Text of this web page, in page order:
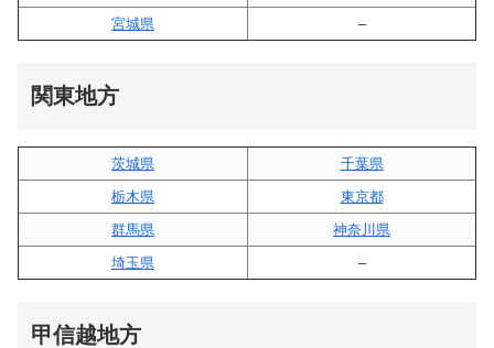
宮城県
–
関東地方
茨城県
千葉県
栃木県
東京都
群馬県
神奈川県
埼玉県
–
甲信越地方